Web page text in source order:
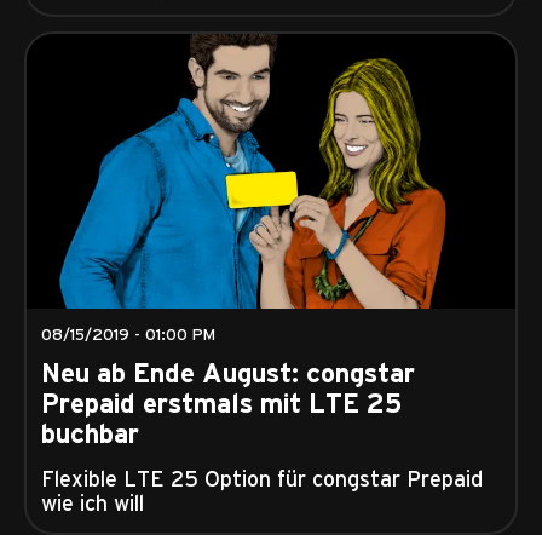
08/15/2019 - 01:00 PM
Neu ab Ende August: congstar
Prepaid erstmals mit LTE 25
buchbar
Flexible LTE 25 Option für congstar Prepaid
wie ich will